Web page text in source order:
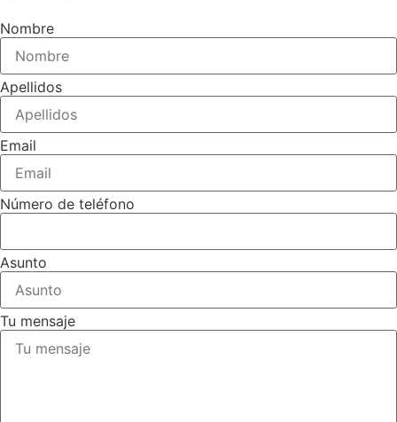
Nombre
Apellidos
Email
Número de teléfono
Asunto
Tu mensaje